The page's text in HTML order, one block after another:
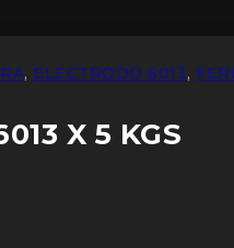
, ELECTRODO 6013,
X 5 KGS